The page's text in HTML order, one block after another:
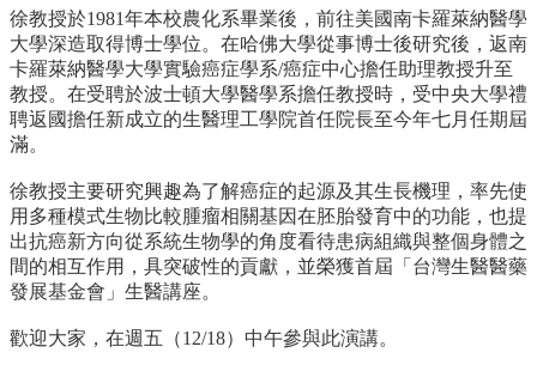
常
用
資
源
載
中
心
捐
專
徐教授於1981年本校農化系畢業後， 前往美國南卡羅萊納醫學
大學深造取得博士學位。 在哈佛大學從事博士後研究後， 返南
卡羅萊納醫學大學實驗癌症學系/癌症中心擔任助理教授升至
教授。 在受聘於波士頓大學醫學系擔任教授時， 受中央大學禮
聘返國擔任新成立的生醫理工學院首任院長至今年七月 任期屆
滿。
徐教授主要研究興趣為了解癌症的起源及其生長機理， 率先使
用多種模式生物比較腫瘤相關基因在胚胎發育中的功能， 也提
出抗癌新方向從系統生物學的角度看待患病組織與整個身體之
間的相互作用，具突破性的貢獻，並榮獲首屆「 台灣生醫醫藥
發展基金會」生醫講座。
歡迎大家，在週五（12/18）中午參與此演講。